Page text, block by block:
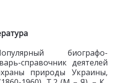
биографо-
справочник деятелей
природы Украины,